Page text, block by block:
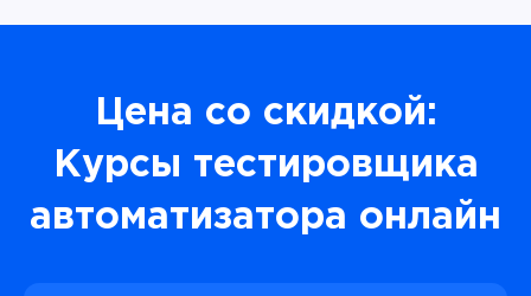
Цена со скидкой:
Курсы тестировщика
автоматизатора онлайн